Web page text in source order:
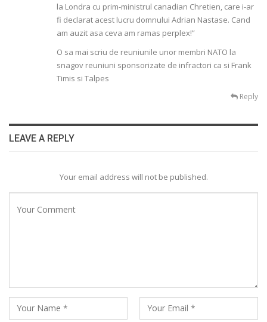
la Londra cu prim-ministrul canadian Chretien, care i-ar
fi declarat acest lucru domnului Adrian Nastase. Cand
am auzit asa ceva am ramas perplex!”
O sa mai scriu de reuniunile unor membri NATO la
snagov reuniuni sponsorizate de infractori ca si Frank
Timis si Talpes
Reply
LEAVE A REPLY
Your email address will not be published.